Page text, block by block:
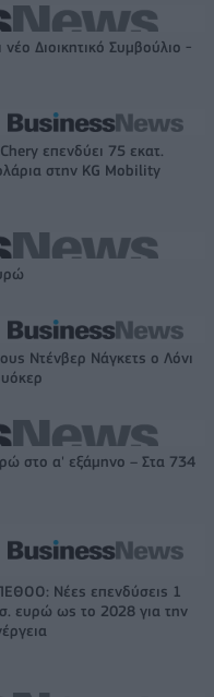
Διοικητικό Συμβούλιο -
επενδύει 75 εκατ.
στην KG Mobility
Ντένβερ Νάγκετς ο Λόνι
στο α' εξάμηνο – Στα 734
Νέες επενδύσεις 1
ευρώ ως το 2028 για την